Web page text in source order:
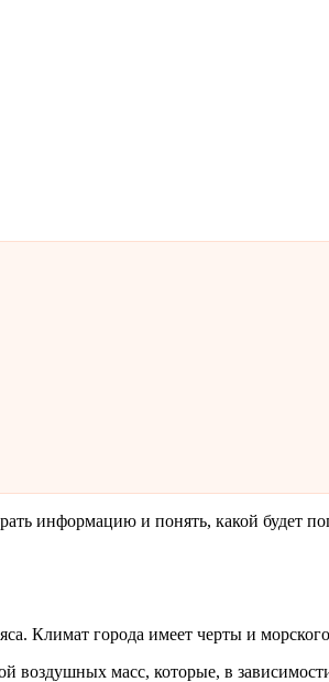
информацию и понять, какой будет
Климат города имеет черты и
воздушных масс, которые, в